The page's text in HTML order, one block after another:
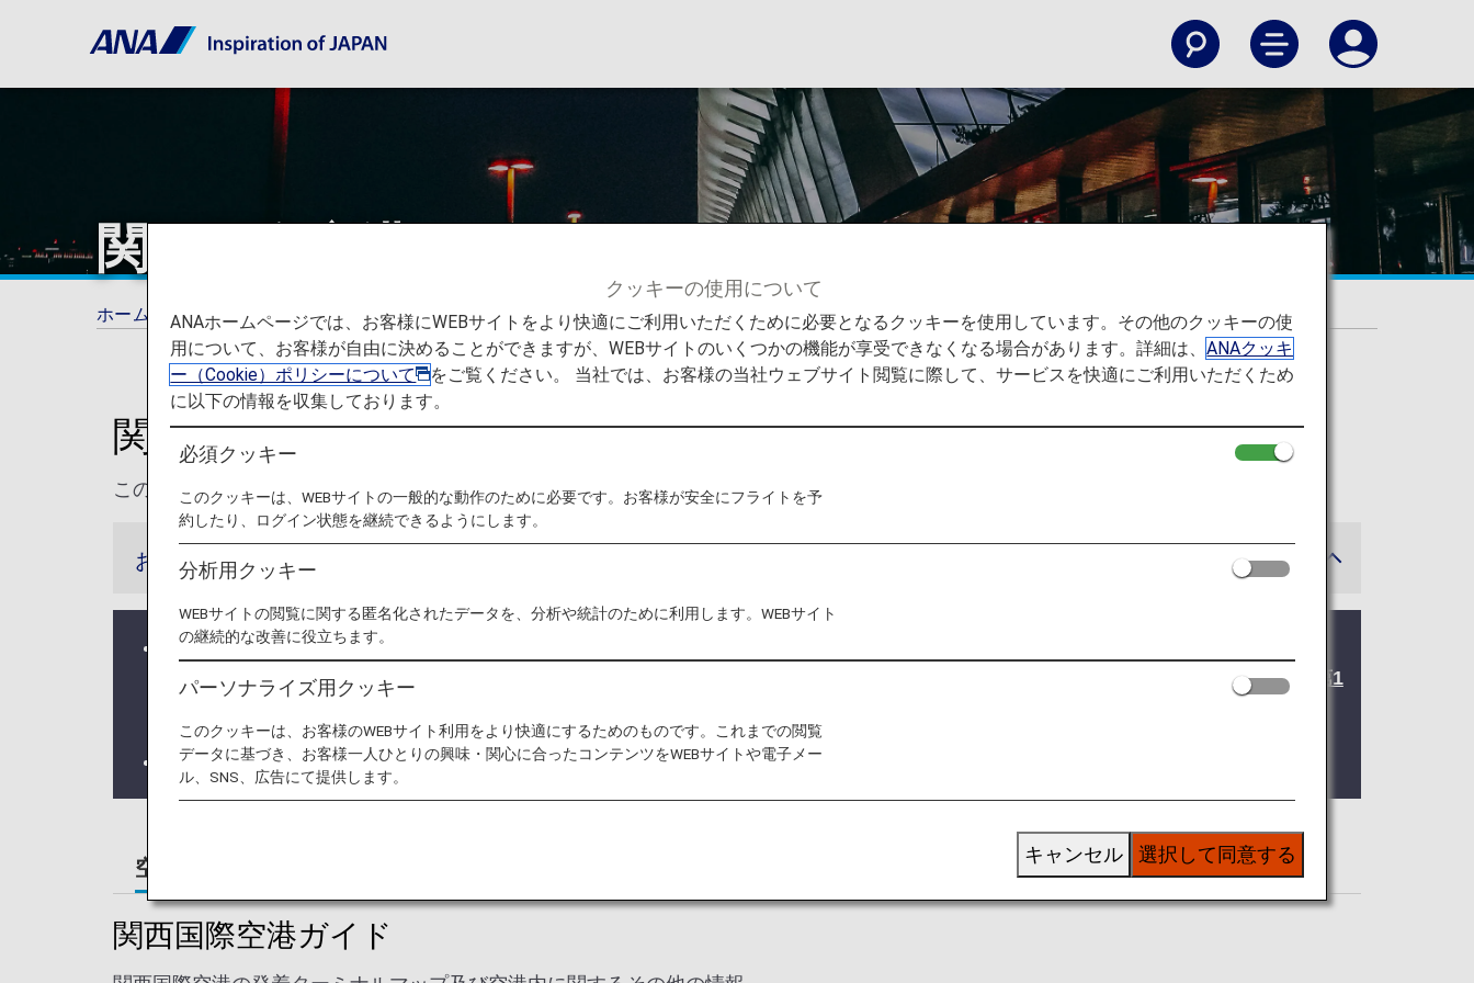
関西国際空港
ホーム ご旅行の準備 空港と都市に関する情報 関西国際空港
関西国際空港からの発着
このページでは、関西国際空港から目的地までの役立つ情報をご紹介します。
お知らせ
ターミナルビル改修工事について
ターミナルビルリノベーション工事に伴い、一部実際のロケーションと異なる場合がございます。 工事の詳細は、
関西国際空港第1
日本入国・帰国時には、Visit Japan Web（入国・帰国審査と税関申告のオンライン手続きサービス）をご利用ください。
空港ガイド
関西国際空港ガイド
クッキーの使用について
ANAホームページでは、お客様にWEBサイトをより快適にご利用いただくために必要となるクッキーを使用しています。その他のクッキーの使
用について、お客様が自由に決めることができますが、WEBサイトのいくつかの機能が享受できなくなる場合があります。詳細は、ANAクッキ
ー（Cookie）ポリシーについて
をご覧ください。 当社では、お客様の当社ウェブサイト閲覧に際して、サービスを快適にご利用いただくため
に以下の情報を収集しております。
必須クッキー
このクッキーは、WEBサイトの一般的な動作のために必要です。お客様が安全にフライトを予
約したり、ログイン状態を継続できるようにします。
分析用クッキー
WEBサイトの閲覧に関する匿名化されたデータを、分析や統計のために利用します。WEBサイト
の継続的な改善に役立ちます。
パーソナライズ用クッキー
このクッキーは、お客様のWEBサイト利用をより快適にするためのものです。これまでの閲覧
データに基づき、お客様一人ひとりの興味・関心に合ったコンテンツをWEBサイトや電子メー
ル、SNS、広告にて提供します。
選択して同意する
キャンセル